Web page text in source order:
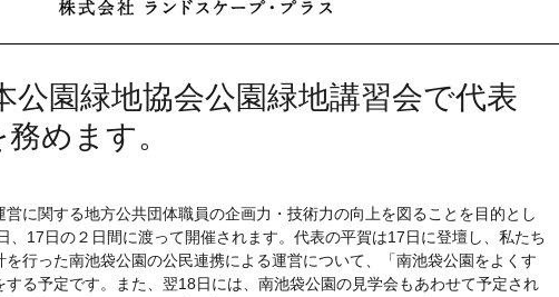
公園緑地協会公園緑地講習会で代表
めます。
に関する地方公共団体職員の企画力・技術力の向上を図ることを目的とし
、17日の２日間に渡って開催されます。代表の平賀は17日に登壇し、私たち
行った南池袋公園の公民連携による運営について、「南池袋公園をよくす
る予定です。また、翌18日には、南池袋公園の見学会もあわせて予定され